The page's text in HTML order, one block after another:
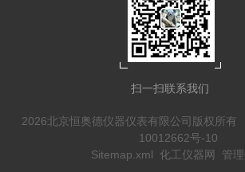
扫一扫联系我们
2026北京恒奥德仪器仪表有限公司版权所有
10012662号-10
Sitemap.xml 化工仪器网 管